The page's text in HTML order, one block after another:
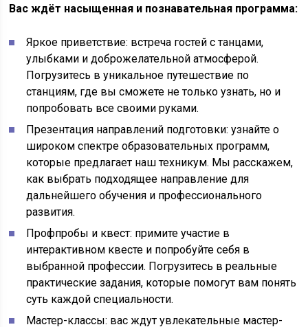
Вас ждёт насыщенная и познавательная программа:
Яркое приветствие: встреча гостей с танцами,
улыбками и доброжелательной атмосферой.
Погрузитесь в уникальное путешествие по
станциям, где вы сможете не только узнать, но и
попробовать все своими руками.
Презентация направлений подготовки: узнайте о
широком спектре образовательных программ,
которые предлагает наш техникум. Мы расскажем,
как выбрать подходящее направление для
дальнейшего обучения и профессионального
развития.
Профпробы и квест: примите участие в
интерактивном квесте и попробуйте себя в
выбранной профессии. Погрузитесь в реальные
практические задания, которые помогут вам понять
суть каждой специальности.
Мастер-классы: вас ждут увлекательные мастер-